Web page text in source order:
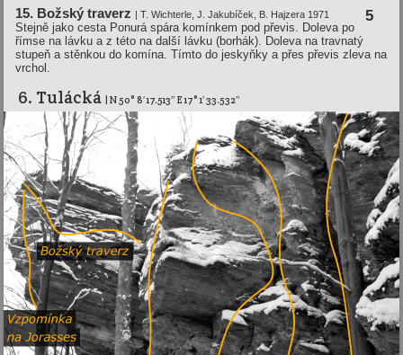
15. Božský traverz | T. Wichterle, J. Jakubí­ček, B. Hajzera 1971 5
Stejně jako cesta Ponurá spára komínkem pod převis. Doleva po
římse na lávku a z této na další lávku (borhák). Doleva na travnatý
stupeň a stěnkou do komína. Tímto do jeskyňky a přes převis zleva na
vrchol.
6. Tulácká | N 50° 8′ 17.513″ E 17° 1′ 33.532″